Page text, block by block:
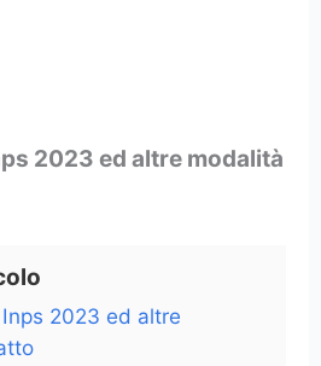
2023 ed altre modalità
2023 ed altre